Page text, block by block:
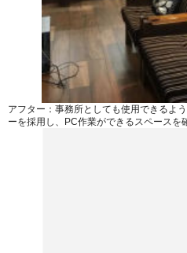
アフター：事務所としても使用できるよ
ーを採用し、PC作業ができるスペースを